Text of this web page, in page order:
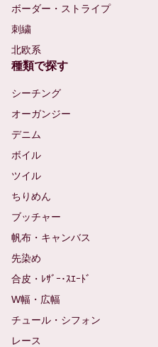
ボーダー・ストライプ
刺繍
北欧系
種類で探す
シーチング
オーガンジー
デニム
ボイル
ツイル
ちりめん
ブッチャー
帆布・キャンバス
先染め
合皮・ﾚｻﾞｰ･ｽｴｰﾄﾞ
W幅・広幅
チュール・シフォン
レース